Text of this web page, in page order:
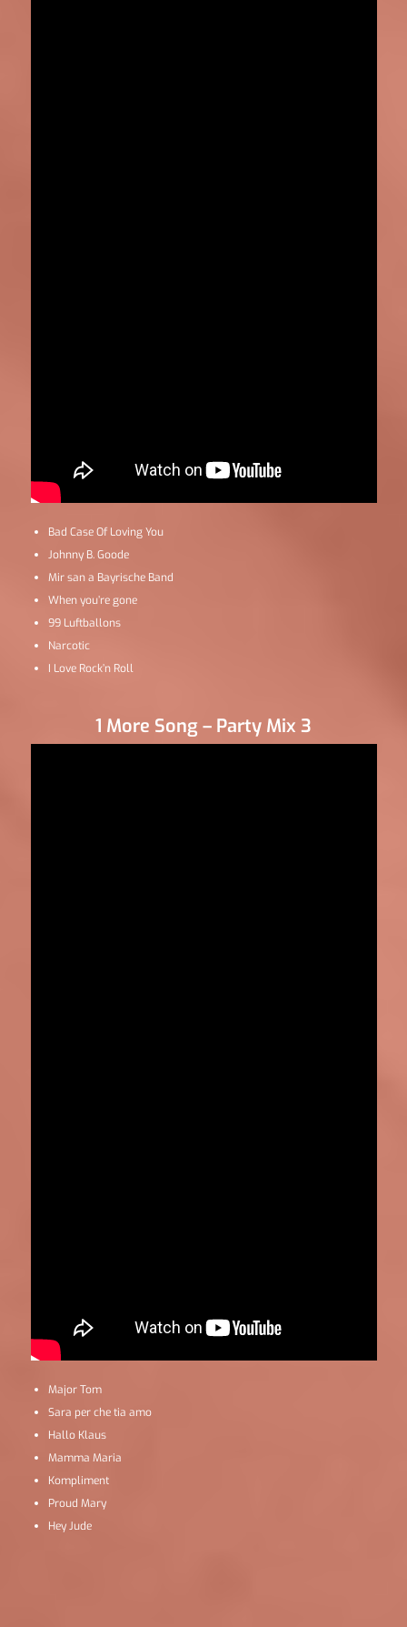
Bad Case Of Loving You
Johnny B. Goode
Mir san a Bayrische Band
When you’re gone
99 Luftballons
Narcotic
I Love Rock’n Roll
1 More Song – Party Mix 3
Major Tom
Sara per che tia amo
Hallo Klaus
Mamma Maria
Kompliment
Proud Mary
Hey Jude